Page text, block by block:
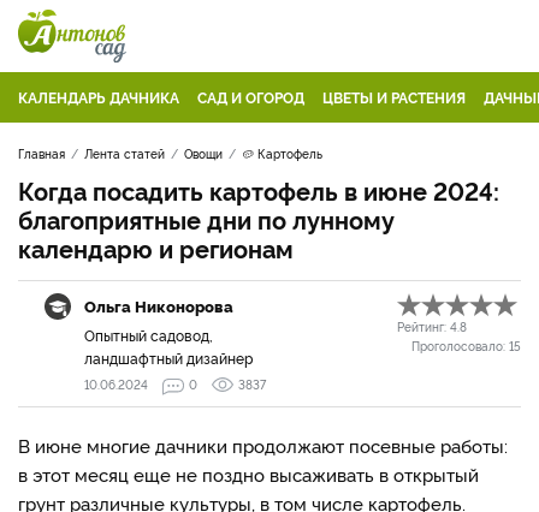
КАЛЕНДАРЬ ДАЧНИКА САД И ОГОРОД ЦВЕТЫ И РАСТЕНИЯ
Главная Лента статей Овощи 🥔 Картофель
Когда посадить картофель в июне 2024:
благоприятные дни по лунному
календарю и регионам
Ольга Никонорова
Опытный садовод,
ландшафтный дизайнер
Рейтинг: 4.8
Проголосовало: 15
10.06.2024 0 3837
В июне многие дачники продолжают посевные работы:
в этот месяц еще не поздно высаживать в открытый
грунт различные культуры, в том числе картофель.